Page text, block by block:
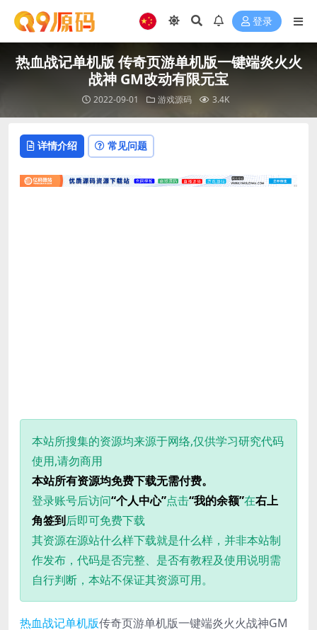
登录
热血战记单机版 传奇页游单机版一键端炎火火
战神 GM改动有限元宝
2022-09-01 游戏源码 3.4K
详情介绍 常见问题
本站所搜集的资源均来源于网络,仅供学习研究代码
使用,请勿商用
本站所有资源均免费下载无需付费。
登录账号后访问“个人中心”点击“我的余额”在右上
角签到后即可免费下载
其资源在源站什么样下载就是什么样，并非本站制
作发布，代码是否完整、是否有教程及使用说明需
自行判断，本站不保证其资源可用。
热血战记单机版传奇页游单机版一键端炎火火战神GM